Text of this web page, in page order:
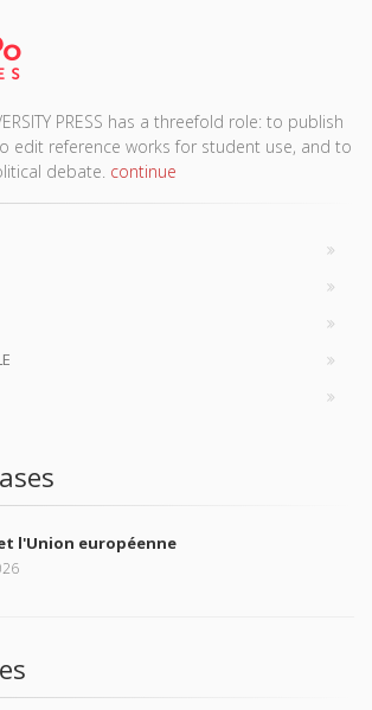
PRESS has a threefold role: to publish
edit reference works for student use, and to
debate. continue
l'Union européenne